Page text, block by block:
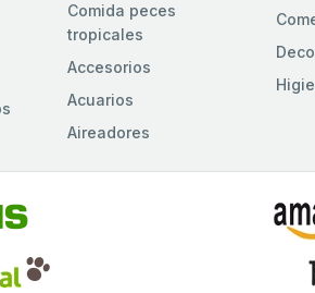
Comida peces
tropicales
Accesorios
Acuarios
Aireadores